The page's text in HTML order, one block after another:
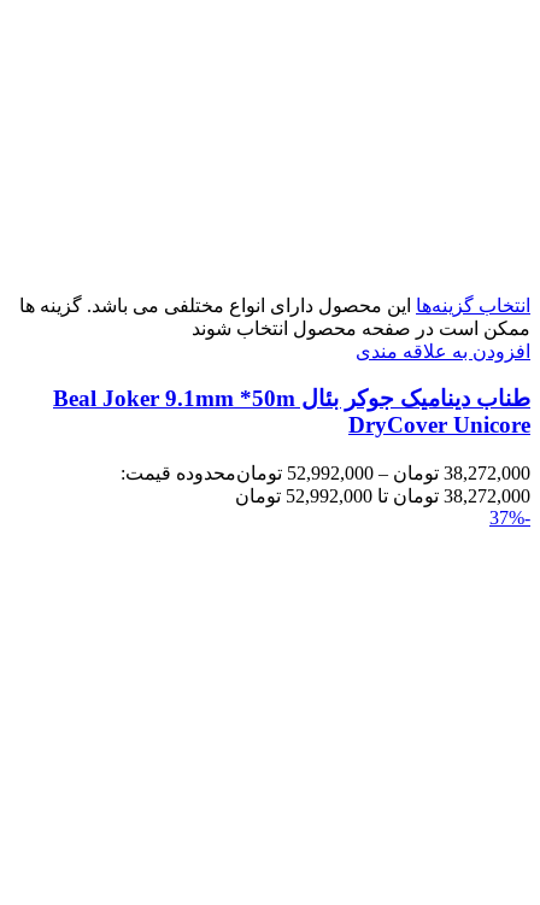
انتخاب گزینه‌ها این محصول دارای انواع مختلفی می باشد. گزینه ها
ممکن است در صفحه محصول انتخاب شوند
افزودن به علاقه مندی
طناب دینامیک جوکر بئال Beal Joker 9.1mm *50m
DryCover Unicore
38,272,000 تومان –
52,992,000 تومانمحدوده قیمت:
38,272,000 تومان تا 52,992,000 تومان
-37%